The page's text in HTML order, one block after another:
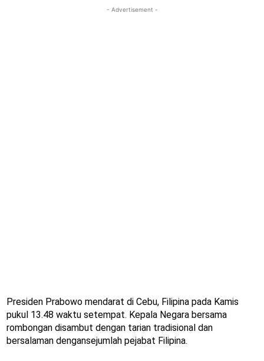
- Advertisement -
Presiden Prabowo mendarat di Cebu, Filipina pada Kamis
pukul 13.48 waktu setempat. Kepala Negara bersama
rombongan disambut dengan tarian tradisional dan
bersalaman dengansejumlah pejabat Filipina.